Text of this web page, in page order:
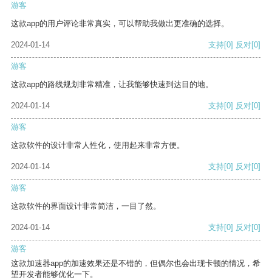
游客
这款app的用户评论非常真实，可以帮助我做出更准确的选择。
2024-01-14 支持[0] 反对[0]
游客
这款app的路线规划非常精准，让我能够快速到达目的地。
2024-01-14 支持[0] 反对[0]
游客
这款软件的设计非常人性化，使用起来非常方便。
2024-01-14 支持[0] 反对[0]
游客
这款软件的界面设计非常简洁，一目了然。
2024-01-14 支持[0] 反对[0]
游客
这款加速器app的加速效果还是不错的，但偶尔也会出现卡顿的情况，希
望开发者能够优化一下。